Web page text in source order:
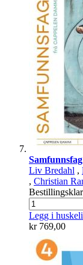
Liv Bredahl ,
, Christian
Bestillingsklar
Legg i
kr 769,00